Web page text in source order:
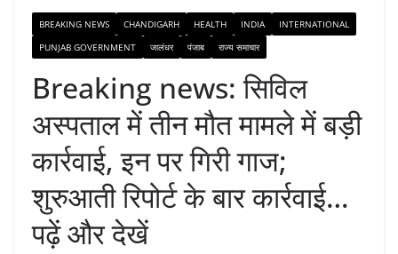
BREAKING NEWS CHANDIGARH HEALTH INDIA
INTERNATIONAL
PUNJAB GOVERNMENT
जालंधर पंजाब राज्य समाचार
Breaking news: सिविल
अस्पताल में तीन मौत मामले में बड़ी
कार्रवाई, इन पर गिरी गाज;
शुरुआती रिपोर्ट के बार कार्रवाई…
पढ़ें और देखें